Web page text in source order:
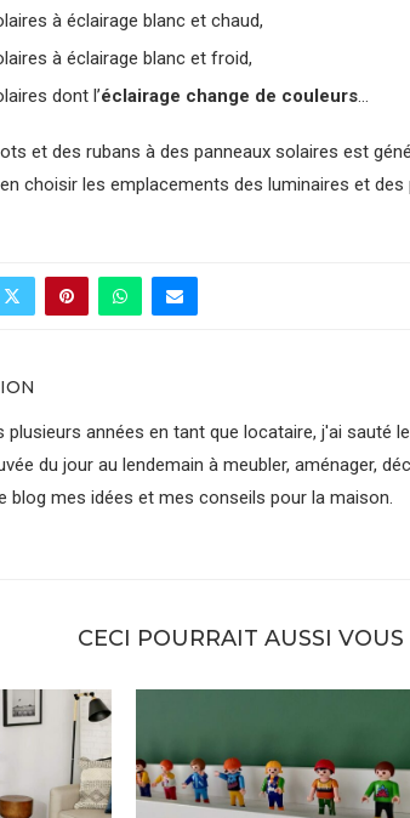
à éclairage blanc et chaud,
à éclairage blanc et froid,
dont l’éclairage change de couleurs…
et des rubans à des panneaux solaires est
choisir les emplacements des luminaires et
plusieurs années en tant que locataire, j'ai sauté
du jour au lendemain à meubler, aménager,
blog mes idées et mes conseils pour la maison.
CECI POURRAIT AUSSI